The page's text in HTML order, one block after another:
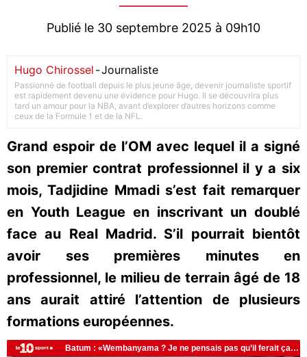
Publié le 30 septembre 2025 à 09h10
Hugo Chirossel -Journaliste
Passionné de football depuis le plus jeune âge, devenir journaliste sportif
est rapidement devenu une évidence pour Hugo. Il se découvrira plus
tard un amour pour la NBA, avant d’explorer d’autres horizons comme
ceux de la Formule 1 et de la NFL.
Grand espoir de l’OM avec lequel il a signé
son premier contrat professionnel il y a six
mois, Tadjidine Mmadi s’est fait remarquer
en Youth League en inscrivant un doublé
face au Real Madrid. S’il pourrait bientôt
avoir ses premières minutes en
professionnel, le milieu de terrain âgé de 18
ans aurait attiré l’attention de plusieurs
formations européennes.